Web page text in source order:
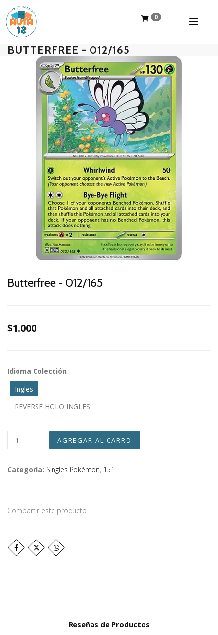
0
BUTTERFREE - 012/165
Butterfree - 012/165
$1.000
Idioma Colección
Ingles
REVERSE HOLO INGLES
Categoría: Singles Pokémon, 151
Compartir este producto
Reseñas de Productos